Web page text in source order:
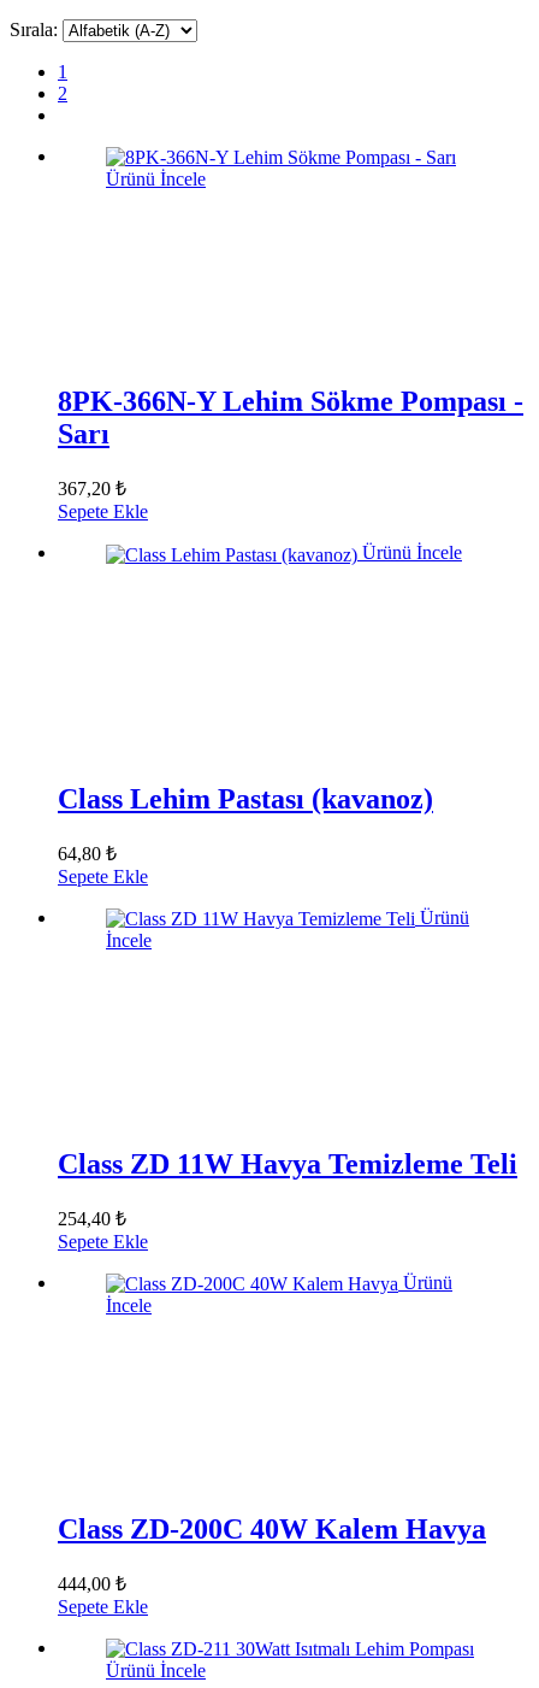
Sırala:
1
2
Ürünü İncele
8PK-366N-Y Lehim Sökme Pompası -
Sarı
367,20 ₺
Sepete Ekle
Ürünü İncele
Class Lehim Pastası (kavanoz)
64,80 ₺
Sepete Ekle
Ürünü
İncele
Class ZD 11W Havya Temizleme Teli
254,40 ₺
Sepete Ekle
Ürünü
İncele
Class ZD-200C 40W Kalem Havya
444,00 ₺
Sepete Ekle
Ürünü İncele